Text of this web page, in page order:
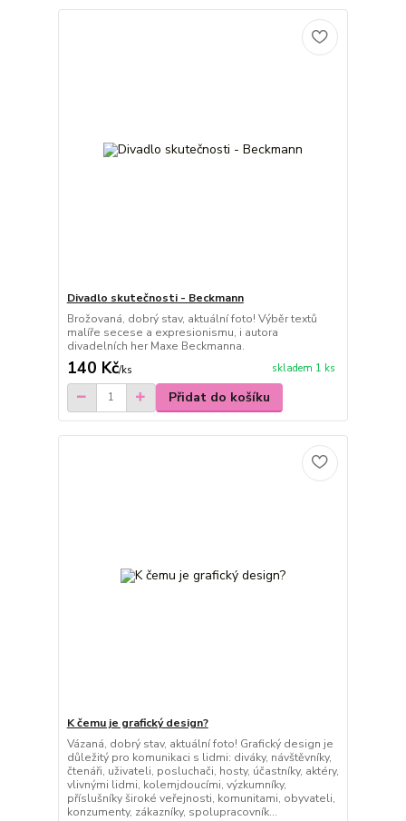
Divadlo skutečnosti - Beckmann
Brožovaná, dobrý stav, aktuální foto! Výběr textů
malíře secese a expresionismu, i autora
divadelních her Maxe Beckmanna.
140 Kč/ks skladem 1 ks
Přidat do košíku
K čemu je grafický design?
Vázaná, dobrý stav, aktuální foto! Grafický design je
důležitý pro komunikaci s lidmi: diváky, návštěvníky,
čtenáři, uživateli, posluchači, hosty, účastníky, aktéry,
vlivnými lidmi, kolemjdoucími, výzkumníky,
příslušníky široké veřejnosti, komunitami, obyvateli,
konzumenty, zákazníky, spolupracovník...